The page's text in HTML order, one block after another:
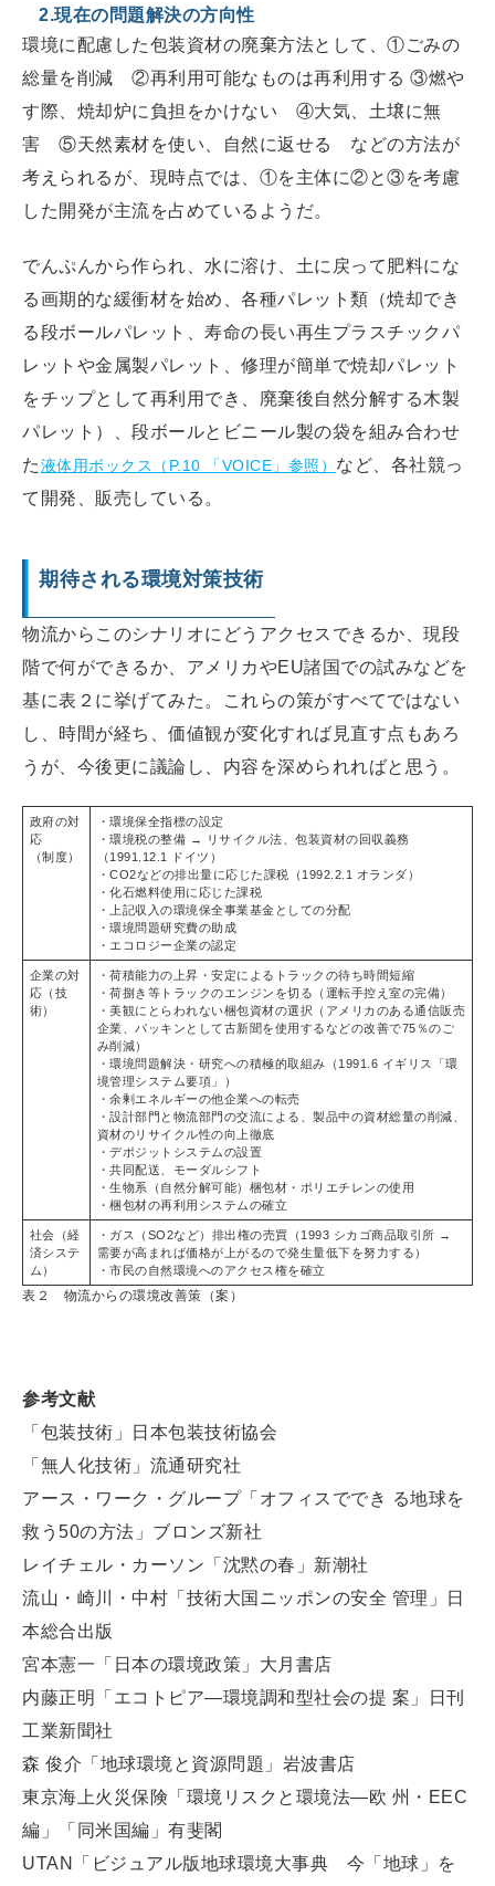
2.現在の問題解決の方向性
環境に配慮した包装資材の廃棄方法として、①ごみの
総量を削減 ②再利用可能なものは再利用する ③燃や
す際、焼却炉に負担をかけない ④大気、土壌に無
害 ⑤天然素材を使い、自然に返せる などの方法が
考えられるが、現時点では、①を主体に②と③を考慮
した開発が主流を占めているようだ。
でんぷんから作られ、水に溶け、土に戻って肥料にな
る画期的な緩衝材を始め、各種パレット類（焼却でき
る段ボールパレット、寿命の長い再生プラスチックパ
レットや金属製パレット、修理が簡単で焼却パレット
をチップとして再利用でき、廃棄後自然分解する木製
パレット）、段ボールとビニール製の袋を組み合わせ
た液体用ボックス（P.10 「VOICE」参照） など、各社競っ
て開発、販売している。
期待される環境対策技術
物流からこのシナリオにどうアクセスできるか、現段
階で何ができるか、アメリカやEU諸国での試みなどを
基に表２に挙げてみた。これらの策がすべてではない
し、時間が経ち、価値観が変化すれば見直す点もあろ
うが、今後更に議論し、内容を深められればと思う。
政府の対
応
（制度）
・環境保全指標の設定
・環境税の整備 → リサイクル法、包装資材の回収義務
（1991.12.1 ドイツ）
・CO2​などの排出量に応じた課税（1992.2.1 オランダ）
・化石燃料使用に応じた課税
・上記収入の環境保全事業基金としての分配
・環境問題研究費の助成
・エコロジー企業の認定
企業の対
応（技
術）
・荷積能力の上昇・安定によるトラックの待ち時間短縮
・荷捌き等トラックのエンジンを切る（運転手控え室の完備）
・美観にとらわれない梱包資材の選択（アメリカのある通信販売
企業、パッキンとして古新聞を使用するなどの改善で75％のご
み削減）
・環境問題解決・研究への積極的取組み（1991.6 イギリス「環
境管理システム要項」）
・余剰エネルギーの他企業への転売
・設計部門と物流部門の交流による、製品中の資材総量の削減、
資材のリサイクル性の向上徹底
・デポジットシステムの設置
・共同配送、モーダルシフト
・生物系（自然分解可能）梱包材・ポリエチレンの使用
・梱包材の再利用システムの確立
社会（経
済システ
ム）
・ガス（SO2​など）排出権の売買（1993 シカゴ商品取引所 →
需要が高まれば価格が上がるので発生量低下を努力する）
・市民の自然環境へのアクセス権を確立
表２ 物流からの環境改善策（案）
参考文献
「包装技術」日本包装技術協会
「無人化技術」流通研究社
アース・ワーク・グループ「オフィスででき る地球を
救う50の方法」ブロンズ新社
レイチェル・カーソン「沈黙の春」新潮社
流山・崎川・中村「技術大国ニッポンの安全 管理」日
本総合出版
宮本憲一「日本の環境政策」大月書店
内藤正明「エコトピア―環境調和型社会の提 案」日刊
工業新聞社
森 俊介「地球環境と資源問題」岩波書店
東京海上火災保険「環境リスクと環境法―欧 州・EEC
編」「同米国編」有斐閣
UTAN「ビジュアル版地球環境大事典 今「地球」を